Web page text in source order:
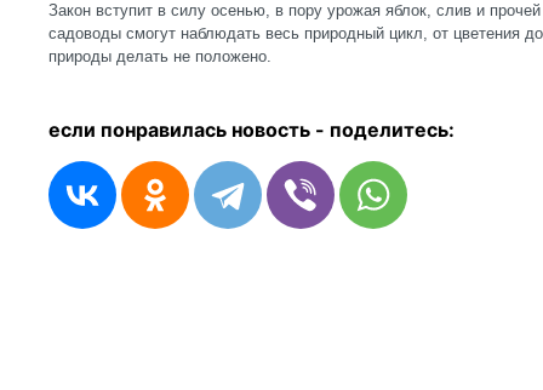
Закон вступит в силу осенью, в пору урожая яблок, слив и
садоводы смогут наблюдать весь природный цикл, от цветения
природы делать не положено.
если понравилась новость - поделитесь: